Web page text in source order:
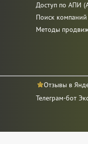
Доступ по АПИ
Поиск
Методы
Отзывы в
Телеграм-бот